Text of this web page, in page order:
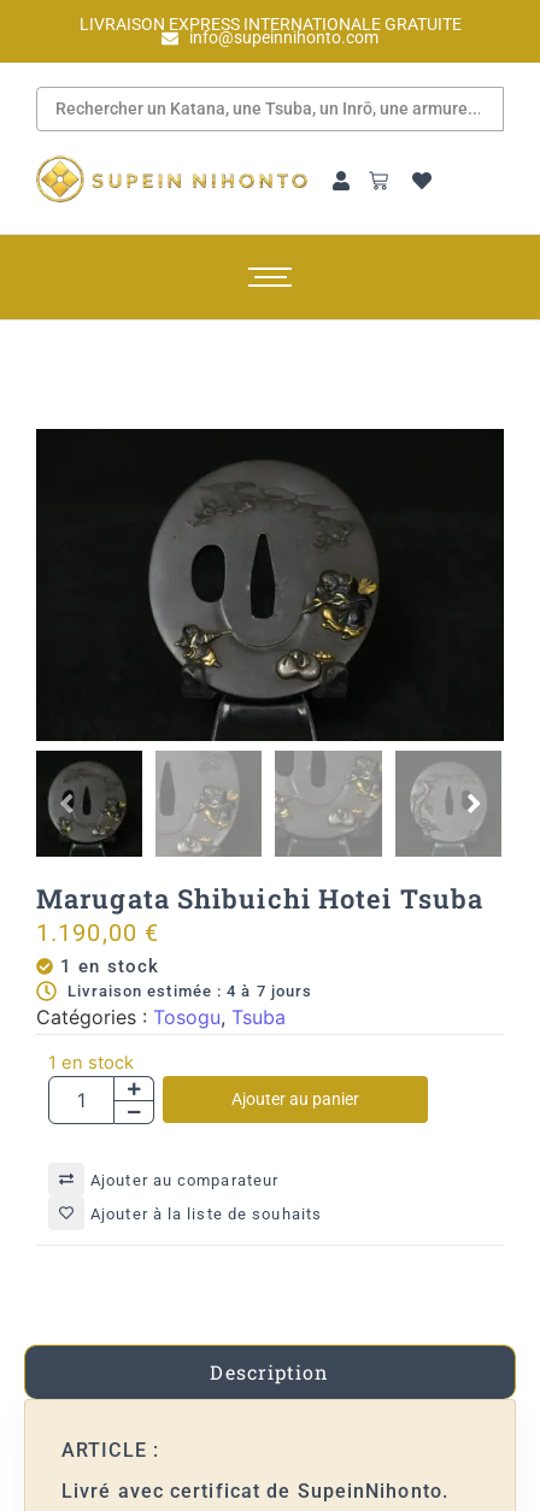
LIVRAISON EXPRESS INTERNATIONALE GRATUITE
info@supeinnihonto.com
Marugata Shibuichi Hotei Tsuba
1.190,00 €
1 en stock
Livraison estimée : 4 à 7 jours
Catégories : Tosogu, Tsuba
1 en stock
Ajouter au panier
Ajouter au comparateur
Ajouter à la liste de souhaits
Description
ARTICLE :
Livré avec certificat de SupeinNihonto.